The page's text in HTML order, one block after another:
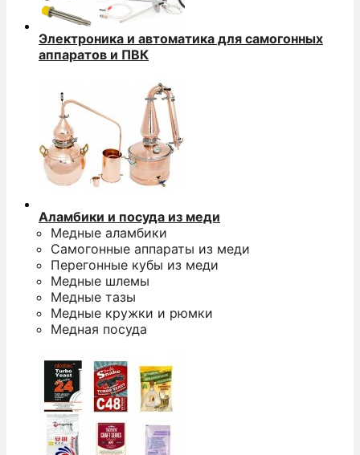
Электроника и автоматика для самогонных
аппаратов и ПВК
Аламбики и посуда из меди
Медные аламбики
Самогонные аппараты из меди
Перегонные кубы из меди
Медные шлемы
Медные тазы
Медные кружки и рюмки
Медная посуда